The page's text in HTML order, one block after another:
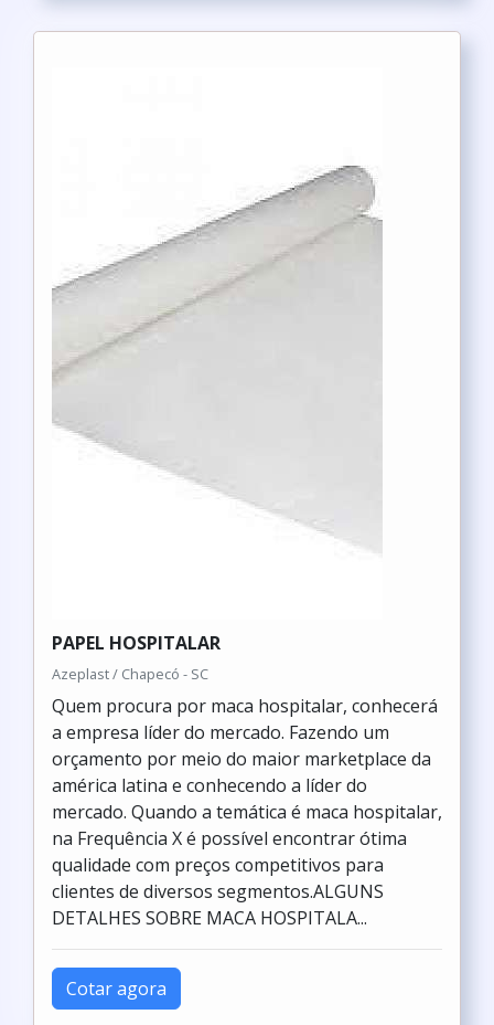
PAPEL HOSPITALAR
Azeplast / Chapecó - SC
Quem procura por maca hospitalar, conhecerá
a empresa líder do mercado. Fazendo um
orçamento por meio do maior marketplace da
américa latina e conhecendo a líder do
mercado. Quando a temática é maca hospitalar,
na Frequência X é possível encontrar ótima
qualidade com preços competitivos para
clientes de diversos segmentos.ALGUNS
DETALHES SOBRE MACA HOSPITALA...
Cotar agora